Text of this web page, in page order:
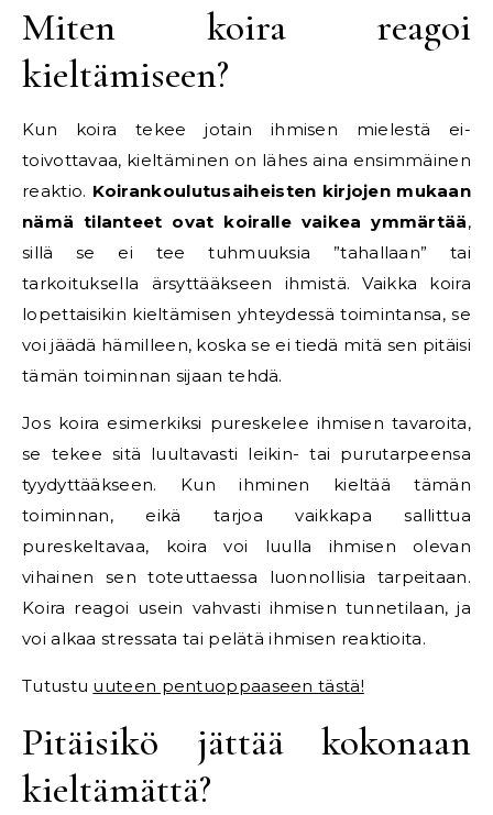
Miten koira reagoi
kieltämiseen?
Kun koira tekee jotain ihmisen mielestä ei-
toivottavaa, kieltäminen on lähes aina ensimmäinen
reaktio. Koirankoulutusaiheisten kirjojen mukaan
nämä tilanteet ovat koiralle vaikea ymmärtää,
sillä se ei tee tuhmuuksia ”tahallaan” tai
tarkoituksella ärsyttääkseen ihmistä. Vaikka koira
lopettaisikin kieltämisen yhteydessä toimintansa, se
voi jäädä hämilleen, koska se ei tiedä mitä sen pitäisi
tämän toiminnan sijaan tehdä.
Jos koira esimerkiksi pureskelee ihmisen tavaroita,
se tekee sitä luultavasti leikin- tai purutarpeensa
tyydyttääkseen. Kun ihminen kieltää tämän
toiminnan, eikä tarjoa vaikkapa sallittua
pureskeltavaa, koira voi luulla ihmisen olevan
vihainen sen toteuttaessa luonnollisia tarpeitaan.
Koira reagoi usein vahvasti ihmisen tunnetilaan, ja
voi alkaa stressata tai pelätä ihmisen reaktioita.
Tutustu uuteen pentuoppaaseen tästä!
Pitäisikö jättää kokonaan
kieltämättä?